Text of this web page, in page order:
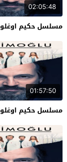
02:05:48
مسلسل حكيم اوغلو
01:57:50
مسلسل حكيم اوغلو